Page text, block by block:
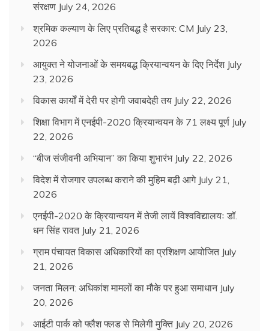
संरक्षण July 24, 2026
श्रमिक कल्याण के लिए प्रतिबद्ध है सरकार: CM July 23,
2026
आयुक्त ने योजनाओं के समयबद्ध क्रियान्वयन के दिए निर्देश July
23, 2026
विकास कार्यों में देरी पर होगी जवाबदेही तय July 22, 2026
शिक्षा विभाग में एनईपी-2020 क्रियान्वयन के 71 लक्ष्य पूर्ण July
22, 2026
“बीज संजीवनी अभियान” का किया शुभारंभ July 22, 2026
विदेश में रोजगार उपलब्ध कराने की मुहिम बढ़ी आगे July 21,
2026
एनईपी-2020 के क्रियान्वयन में तेजी लायें विश्वविद्यालयः डॉ.
धन सिंह रावत July 21, 2026
ग्राम पंचायत विकास अधिकारियों का प्रशिक्षण आयोजित July
21, 2026
जनता मिलन: अधिकांश मामलों का मौके पर हुआ समाधान July
20, 2026
आईटी पार्क को फ्लैश फ्लड से मिलेगी मुक्ति July 20, 2026